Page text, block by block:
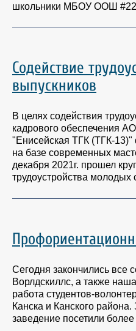
школьники МБОУ ООШ
Содействие
выпускников
В целях содействия
кадрового обеспечения
"Енисейская ТГК (ТГК-13)"
на базе современных
декабря 2021г. прошел
трудоустройства молодых
Сегодня закончились все
Ворлдскиллс, а также
работа студентов-
Канска и Канского
заведение посетили